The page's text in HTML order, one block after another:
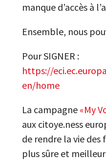
manque d’accès à
Ensemble, nous
Pour SIGNER :
https://
en/home
La campagne «My
aux citoye.ness
de rendre la vie
plus sûre et